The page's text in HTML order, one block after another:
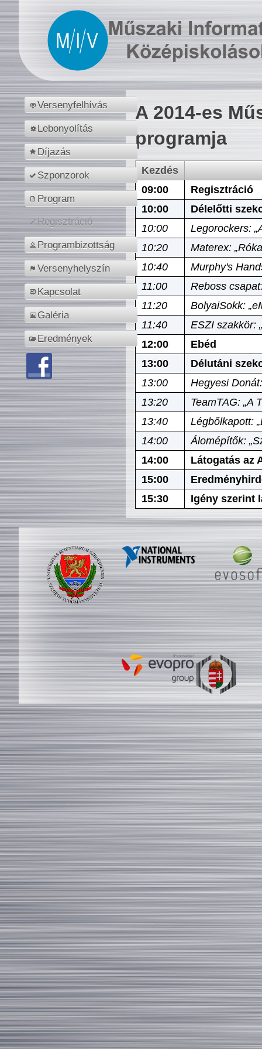
Versenyfelhívás
Lebonyolítás
Díjazás
Szponzorok
Program
Regisztráció
Programbizottság
Versenyhelyszín
Kapcsolat
Galéria
Eredmények
A 2014-es
programja
Kezdés
09:00
Regisztráció
10:00
Délelőtti
10:00
Legorockers:
10:20
Materex:
10:40
Murphy's
11:00
Reboss
11:20
BolyaiSokk:
11:40
ESZI szakkör:
12:00
Ebéd
13:00
Délutáni
13:00
Hegyesi
13:20
TeamTAG: „A
13:40
Légbőlkapott:
14:00
Álomépítők:
14:00
Látogatás az
15:00
15:30
Igény szerint